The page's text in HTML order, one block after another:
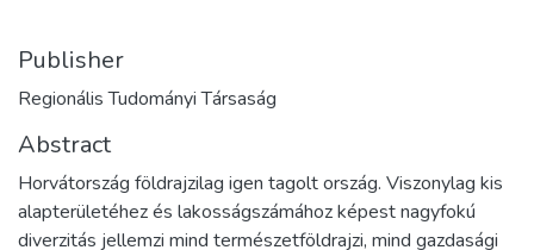
Publisher
Regionális Tudományi Társaság
Abstract
Horvátország földrajzilag igen tagolt ország. Viszonylag kis
alapterületéhez és lakosságszámához képest nagyfokú
diverzitás jellemzi mind természetföldrajzi, mind gazdasági